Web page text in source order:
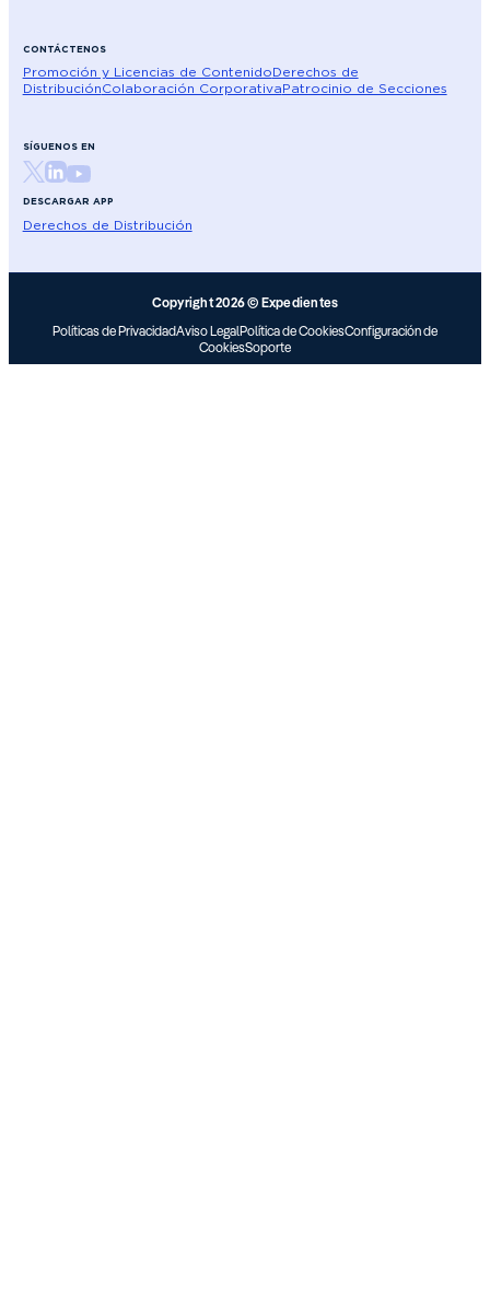
CONTÁCTENOS
Promoción y Licencias de ContenidoDerechos de
DistribuciónColaboración CorporativaPatrocinio de Secciones
SÍGUENOS EN
DESCARGAR APP
Derechos de Distribución
Copyright 2026 © Expedientes
Políticas de PrivacidadAviso LegalPolítica de CookiesConfiguración de
CookiesSoporte